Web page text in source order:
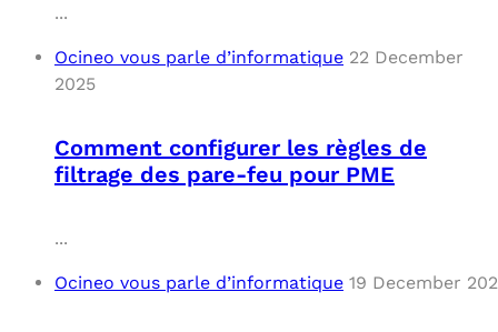
...
Ocineo vous parle d’informatique 22 December
2025
Comment configurer les règles de
filtrage des pare-feu pour PME
...
Ocineo vous parle d’informatique 19 December